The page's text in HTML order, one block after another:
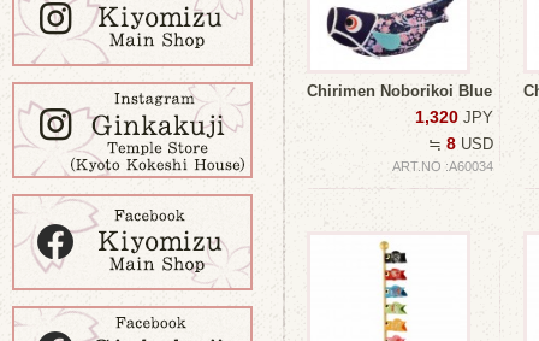
Chirimen Noborikoi Blue
1,320 JPY
≒ 8 USD
ART.NO :A60034